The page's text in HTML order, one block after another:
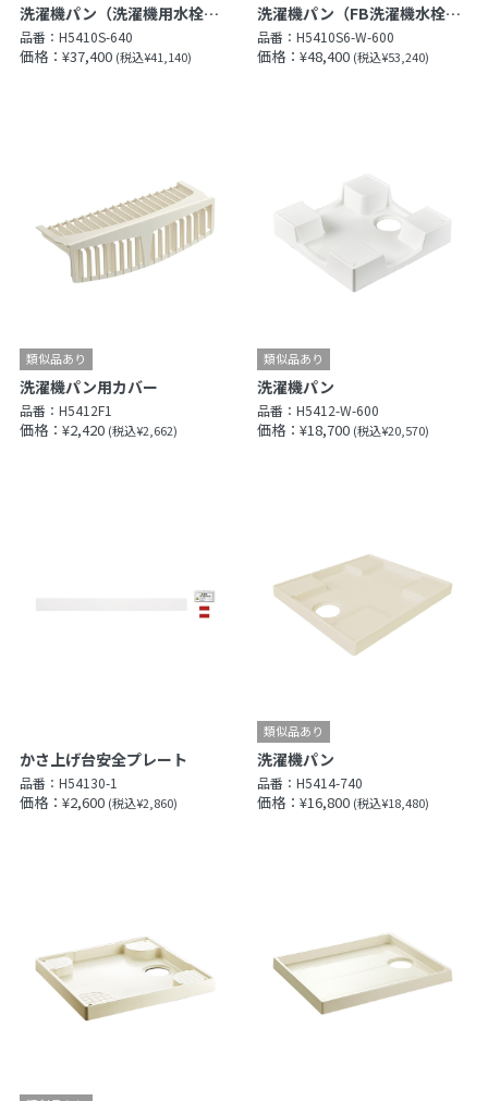
洗濯機パン（洗濯機用水栓付）
品番： H5410S-640
価格：¥37,400 (税込¥41,140)
洗濯機パン（FB洗濯機水栓付）
品番：H5410S6-W-600
価格：¥48,400 (税込¥53,240)
洗濯機パン用カバー
品番： H5412F1
価格：¥2,420 (税込¥2,662)
洗濯機パン
品番：H5412-W-600
価格：¥18,700 (税込¥20,570)
かさ上げ台安全プレート
品番： H54130-1
価格：¥2,600 (税込¥2,860)
洗濯機パン
品番：H5414-740
価格：¥16,800 (税込¥18,480)